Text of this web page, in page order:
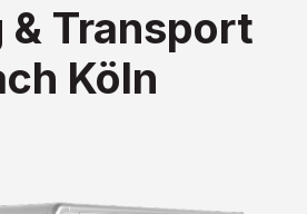
& Transport
Köln